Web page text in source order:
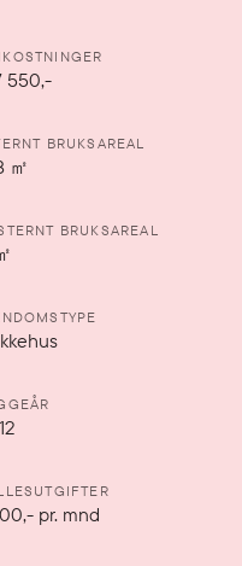
550,-
BRUKSAREAL
㎡
BRUKSAREAL
,- pr. mnd